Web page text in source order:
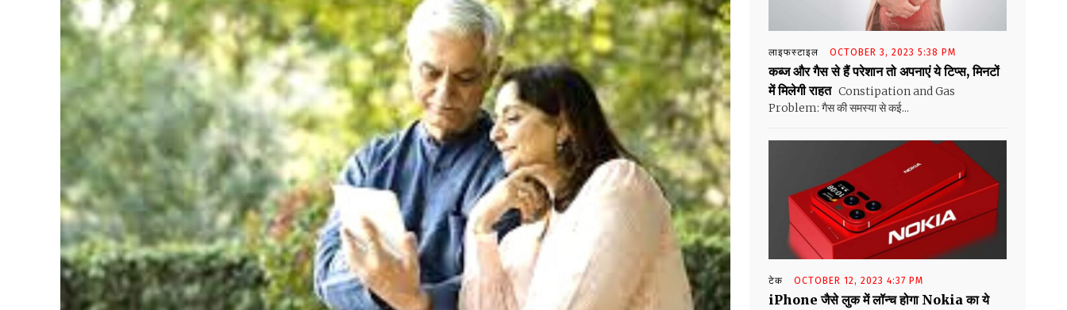
लाइफस्टाइल OCTOBER 3, 2023 5:38 PM
कब्ज और गैस से हैं परेशान तो अपनाएं ये टिप्स, मिनटों
में मिलेगी राहत Constipation and Gas
Problem: गैस की समस्या से कई...
टेक OCTOBER 12, 2023 4:37 PM
iPhone जैसे लुक में लॉन्च होगा Nokia का ये